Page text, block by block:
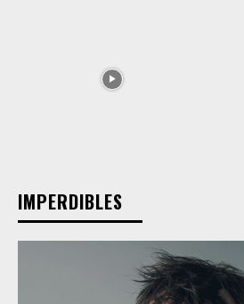
IMPERDIBLES